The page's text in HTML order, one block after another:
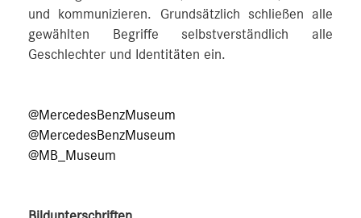
und kommunizieren. Grundsätzlich schließen alle
gewählten Begriffe selbstverständlich alle
Geschlechter und Identitäten ein.
@MercedesBenzMuseum
@MercedesBenzMuseum
@MB_Museum